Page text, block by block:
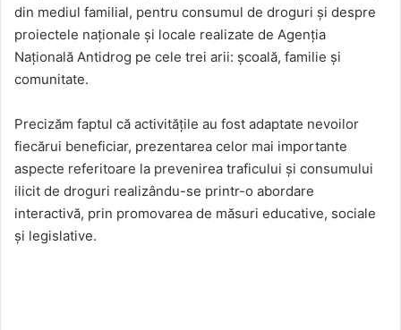
din mediul familial, pentru consumul de droguri și despre
proiectele naționale și locale realizate de Agenția
Națională Antidrog pe cele trei arii: școală, familie și
comunitate.
Precizăm faptul că activitățile au fost adaptate nevoilor
fiecărui beneficiar, prezentarea celor mai importante
aspecte referitoare la prevenirea traficului și consumului
ilicit de droguri realizându-se printr-o abordare
interactivă, prin promovarea de măsuri educative, sociale
și legislative.